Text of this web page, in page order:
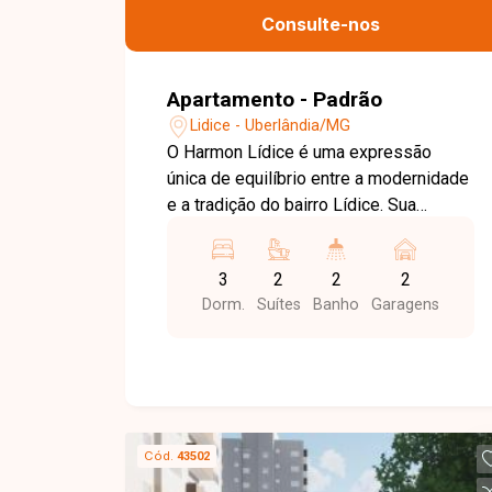
você busca. Temos 3 unidades para te
Leste: Av. João Naves de Ávila, 257 -
Centro Rua Rafael Marino Neto, 135 -
Jardim Karaíba Av. Dr. Laerte Vieira
Gonçalves, 607 ? Santa Mônica
Consulte-nos
Apartamento - Padrão
Lidice - Uberlândia/MG
O Harmon Lídice é uma expressão
única de equilíbrio entre a modernidade
e a tradição do bairro Lídice. Sua
oferecendo um novo olhar sobre a
verticalização da região Torre Única Até
4 Suítes Apartamentos de 126m² a
3
Dorm.
2
Suítes
2
Banho
2
Garagens
Cód. 43502